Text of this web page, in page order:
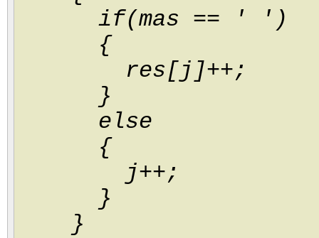
if(mas == ' ')
{
res[j]++;
}
else
{
j++;
}
}